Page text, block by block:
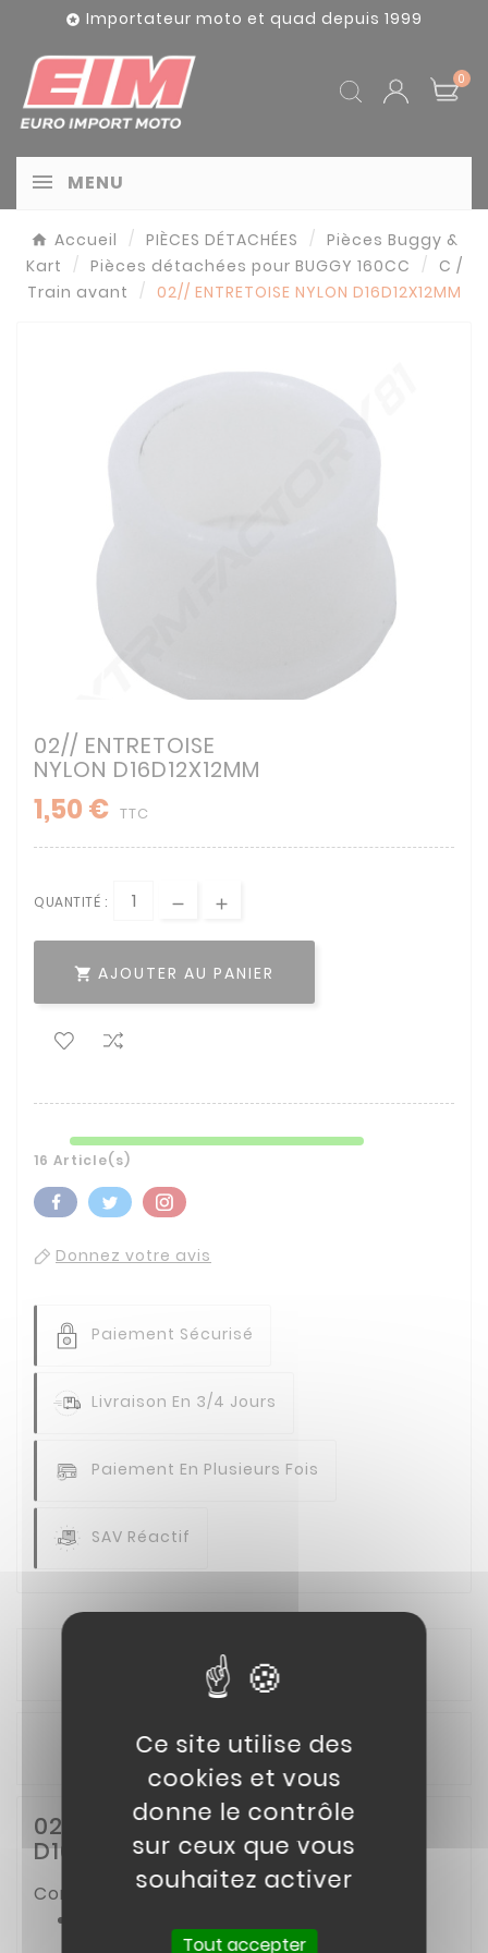
 Importateur moto et quad depuis 1999
0
MENU
Accueil PIÈCES DÉTACHÉES
Pièces Buggy &
Kart
Pièces détachées pour BUGGY 160CC
C /
Train avant
02// ENTRETOISE NYLON D16D12X12MM
02// ENTRETOISE
NYLON D16D12X12MM
1,50 € TTC
QUANTITÉ :
 AJOUTER AU PANIER
16 Article(s)
Donnez votre avis
Paiement Sécurisé
Livraison En 3/4 Jours
Paiement En Plusieurs Fois
SAV Réactif
Description
Détails du produit
02// ENTRETOISE NYLON
D16D12X12MM
Compatible avec :
Panneau de gestion des cookies
Ce site utilise des
cookies et vous
donne le contrôle
sur ceux que vous
souhaitez activer
Tout accepter